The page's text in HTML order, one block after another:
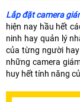
Lắp đặt camera
hiện nay hầu hết
ninh hay quản lý
của từng người
những camera
huy hết tính năng